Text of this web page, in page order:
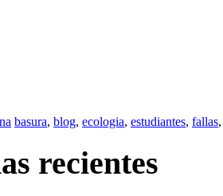
basura, blog, ecologia, estudiantes, fallas
recientes